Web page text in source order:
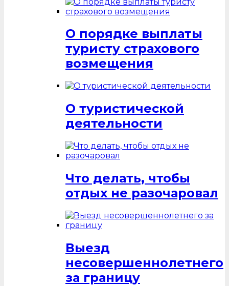
О порядке выплаты
туристу страхового
возмещения
О туристической
деятельности
Что делать, чтобы
отдых не разочаровал
Выезд
несовершеннолетнего
за границу